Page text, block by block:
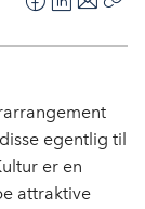
F
b
o
o
k
L
e
d
I
n
E
s
t
egentlig til
er en
attraktive